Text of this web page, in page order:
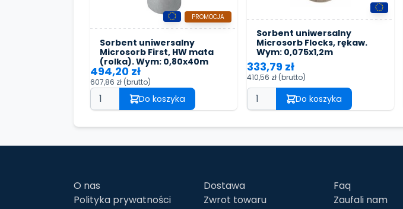
Sorbent uniwersalny
Microsorb First, HW mata
(rolka). Wym: 0,80x40m
PROMOCJA
494,20 zł
607,86 zł (brutto)
Do koszyka
Sorbent uniwersalny
Microsorb Flocks, rękaw.
Wym: 0,075x1,2m
333,79 zł
410,56 zł (brutto)
Do koszyka
O nas
Polityka prywatności
Dostawa
Zwrot towaru
Faq
Zaufali nam